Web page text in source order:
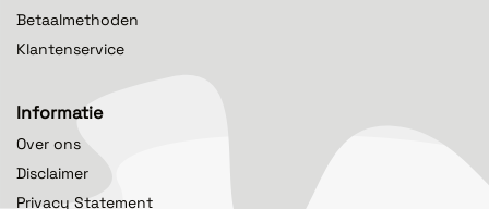
Betaalmethoden
Klantenservice
Informatie
Over ons
Disclaimer
Privacy Statement